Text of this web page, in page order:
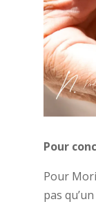
Pour
Pour
pas